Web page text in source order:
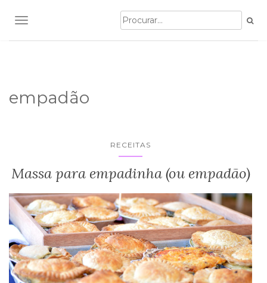
TOGGLE NAVIGATION
empadão
RECEITAS
Massa para empadinha (ou empadão)